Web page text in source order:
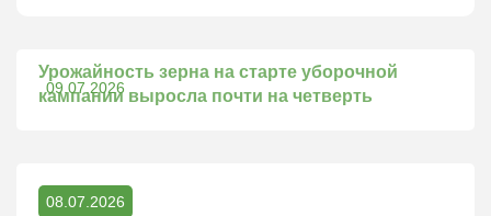
09.07.2026
Урожайность зерна на старте уборочной
кампании выросла почти на четверть
08.07.2026